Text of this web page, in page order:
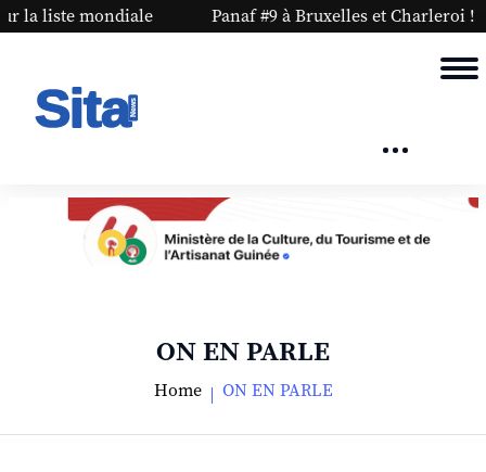
mondiale Panaf #9 à Bruxelles et Charleroi !
ON EN PARLE
Home ON EN PARLE